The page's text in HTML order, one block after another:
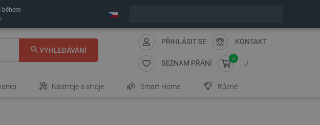
během
VYHLEDÁVÁNÍ
PŘIHLÁSIT SE KONTAKT
SEZNAM PŘÁNÍ
0
Nástroje a stroje Smart Home Různé